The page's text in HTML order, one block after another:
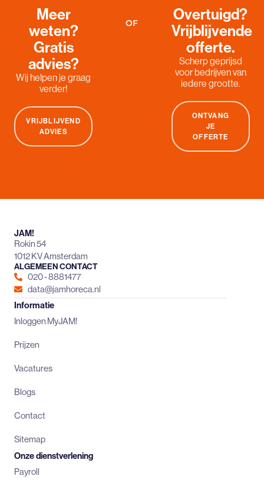
Meer
weten?
Gratis
advies?
Wij helpen je graag
verder!
VRIJBLIJVEND
ADVIES
OF
Overtuigd?
Vrijblijvende
offerte.
Scherp geprijsd
voor bedrijven van
iedere grootte.
ONTVANG
JE
OFFERTE
JAM!
Rokin 54
1012 KV Amsterdam
ALGEMEEN CONTACT
020 - 8881477
data@jamhoreca.nl
Informatie
Inloggen MyJAM!
Prijzen
Vacatures
Blogs
Contact
Sitemap
Onze dienstverlening
Payroll